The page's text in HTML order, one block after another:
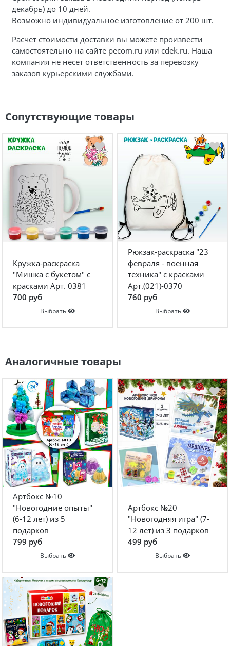
декабрь) до 10 дней.
Возможно индивидуальное изготовление от 200 шт.
Расчет стоимости доставки вы можете произвести
самостоятельно на сайте pecom.ru или cdek.ru. Наша
компания не несет ответственность за перевозку
заказов курьерскими службами.
Сопутствующие товары
Кружка-раскраска
"Мишка с букетом" с
красками Арт. 0381
700 руб
Выбрать
Рюкзак-раскраска "23
февраля - военная
техника" с красками
Арт.(021)-0370
760 руб
Выбрать
Аналогичные товары
Артбокс №10
"Новогодние опыты"
(6-12 лет) из 5
подарков
799 руб
Выбрать
Артбокс №20
"Новогодняя игра" (7-
12 лет) из 3 подарков
499 руб
Выбрать